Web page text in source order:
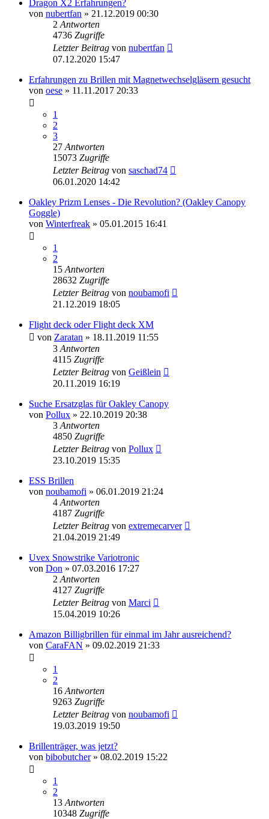
Dragon X2 Erfahrungen?
von nubertfan » 21.12.2019 00:30
2 Antworten
4736 Zugriffe
Letzter Beitrag von nubertfan
07.12.2020 15:47
Erfahrungen zu Brillen mit Magnetwechselgläsern gesucht
von oese » 11.11.2017 20:33
1
2
3
27 Antworten
15073 Zugriffe
Letzter Beitrag von saschad74
06.01.2020 14:42
Oakley Prizm Lenses - Die Revolution? (Oakley Canopy
Goggle)
von Winterfreak » 05.01.2015 16:41
1
2
15 Antworten
28632 Zugriffe
Letzter Beitrag von noubamofi
21.12.2019 18:05
Flight deck oder Flight deck XM
von Zaratan » 18.11.2019 11:55
3 Antworten
4115 Zugriffe
Letzter Beitrag von Geißlein
20.11.2019 16:19
Suche Ersatzglas für Oakley Canopy
von Pollux » 22.10.2019 20:38
3 Antworten
4850 Zugriffe
Letzter Beitrag von Pollux
23.10.2019 15:35
ESS Brillen
von noubamofi » 06.01.2019 21:24
4 Antworten
4187 Zugriffe
Letzter Beitrag von extremecarver
21.04.2019 21:49
Uvex Snowstrike Variotronic
von Don » 07.03.2016 17:27
2 Antworten
4127 Zugriffe
Letzter Beitrag von Marci
15.04.2019 10:26
Amazon Billigbrillen für einmal im Jahr ausreichend?
von CaraFAN » 09.02.2019 21:33
1
2
16 Antworten
9263 Zugriffe
Letzter Beitrag von noubamofi
19.03.2019 19:50
Brillenträger, was jetzt?
von bibobutcher» 08.02.2019 15:22
1
2
13 Antworten
10348 Zugriffe